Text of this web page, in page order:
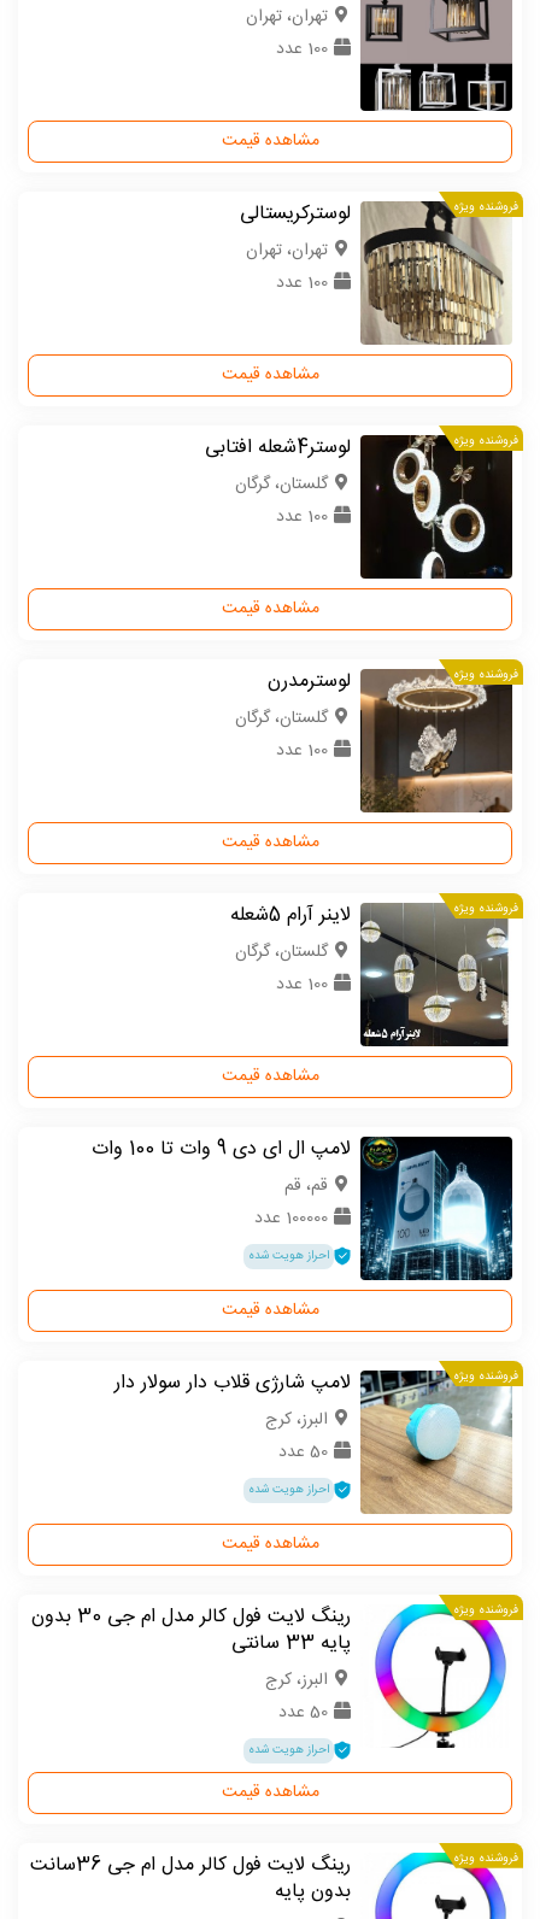
تهران، تهران
100 عدد
مشاهده قیمت
فروشنده ویژه لوسترکریستالی
تهران، تهران
100 عدد
مشاهده قیمت
فروشنده ویژه لوستر4شعله افتابی
گلستان، گرگان
100 عدد
مشاهده قیمت
فروشنده ویژه لوسترمدرن
گلستان، گرگان
100 عدد
مشاهده قیمت
فروشنده ویژه لاینر آرام 5شعله
گلستان، گرگان
100 عدد
مشاهده قیمت
لامپ ال ای دی 9 وات تا 100 وات
قم، قم
100000 عدد
احراز هویت شده
مشاهده قیمت
فروشنده ویژه لامپ شارژی قلاب دار سولار دار
البرز، کرج
50 عدد
احراز هویت شده
مشاهده قیمت
فروشنده ویژه
رینگ لایت فول کالر مدل ام جی 30 بدون
پایه 33 سانتی
البرز، کرج
50 عدد
احراز هویت شده
مشاهده قیمت
فروشنده ویژه
رینگ لایت فول کالر مدل ام جی 36سانت
بدون پایه